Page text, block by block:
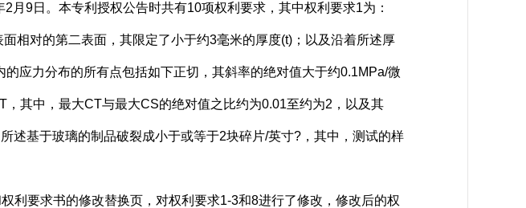
9日。本专利授权公告时共有10项权利要求，其中权利要求1为：
对的第二表面，其限定了小于约3毫米的厚度(t)；以及沿着所述厚
应力分布的所有点包括如下正切，其斜率的绝对值大于约0.1MPa/微
其中，最大CT与最大CS的绝对值之比约为0.01至约为2，以及其
述基于玻璃的制品破裂成小于或等于2块碎片/英寸?，其中，测试的样
要求书的修改替换页，对权利要求1-3和8进行了修改，修改后的权